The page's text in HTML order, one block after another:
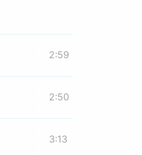
2:59
2:50
3:13